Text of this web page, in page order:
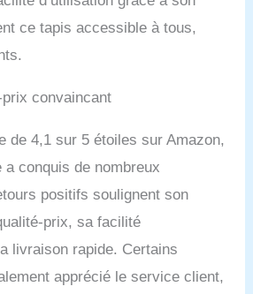
place.
ce tapis accessible à tous,
convaincant
de 4,1 sur 5 étoiles sur Amazon,
conquis de nombreux
positifs soulignent son
prix, sa facilité
livraison rapide. Certains
apprécié le service client,